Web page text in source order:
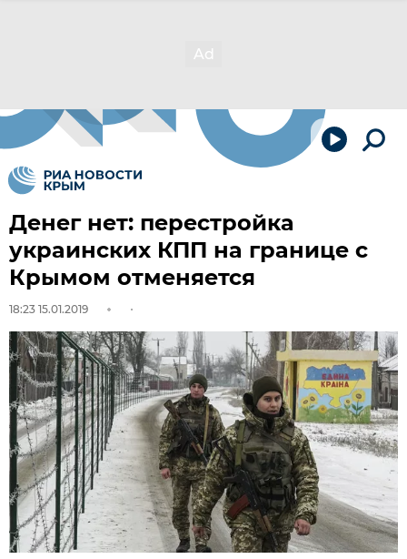
Денег нет: перестройка
украинских КПП на границе с
Крымом отменяется
18:23 15.01.2019